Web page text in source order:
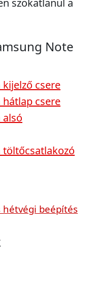
szokatlanul a
Note
csere
csere
alsó
töltőcsatlakozó
hétvégi beépítés